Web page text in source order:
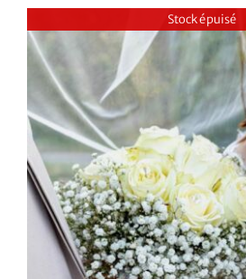
Notre boutique – Notre histoire
Prenez RDV
Stock épuisé